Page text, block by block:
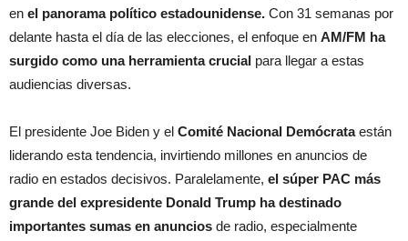
en el panorama político estadounidense. Con 31 semanas por
delante hasta el día de las elecciones, el enfoque en AM/FM ha
surgido como una herramienta crucial para llegar a estas
audiencias diversas.
El presidente Joe Biden y el Comité Nacional Demócrataestán
liderando esta tendencia, invirtiendo millones en anuncios de
radio en estados decisivos. Paralelamente, el súper PAC más
grande del expresidente Donald Trump ha destinado
importantes sumas en anuncios de radio, especialmente